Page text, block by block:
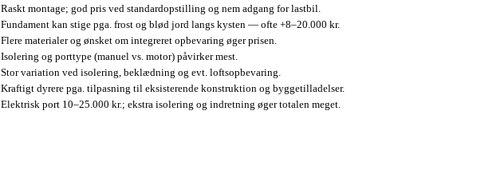
Raskt montage; god pris ved standardopstilling og nem adgang for lastbil.
Fundament kan stige pga. frost og blød jord langs kysten — ofte +8–20.000 kr.
Flere materialer og ønsket om integreret opbevaring øger prisen.
Isolering og porttype (manuel vs. motor) påvirker mest.
Stor variation ved isolering, beklædning og evt. loftsopbevaring.
Kraftigt dyrere pga. tilpasning til eksisterende konstruktion og byggetilladelser.
Elektrisk port 10–25.000 kr.; ekstra isolering og indretning øger totalen meget.